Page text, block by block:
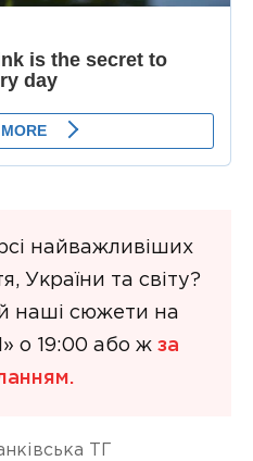
найважливіших
України та світу?
наші сюжети на
о 19:00 або ж за
ТГ